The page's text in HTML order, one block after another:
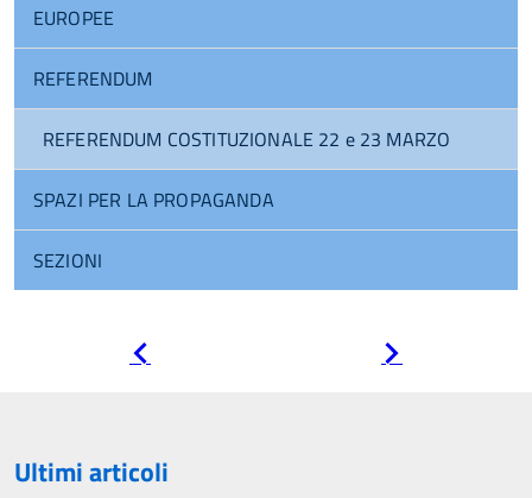
EUROPEE
REFERENDUM
REFERENDUM COSTITUZIONALE 22 e 23 MARZO
SPAZI PER LA PROPAGANDA
SEZIONI
Ultimi articoli